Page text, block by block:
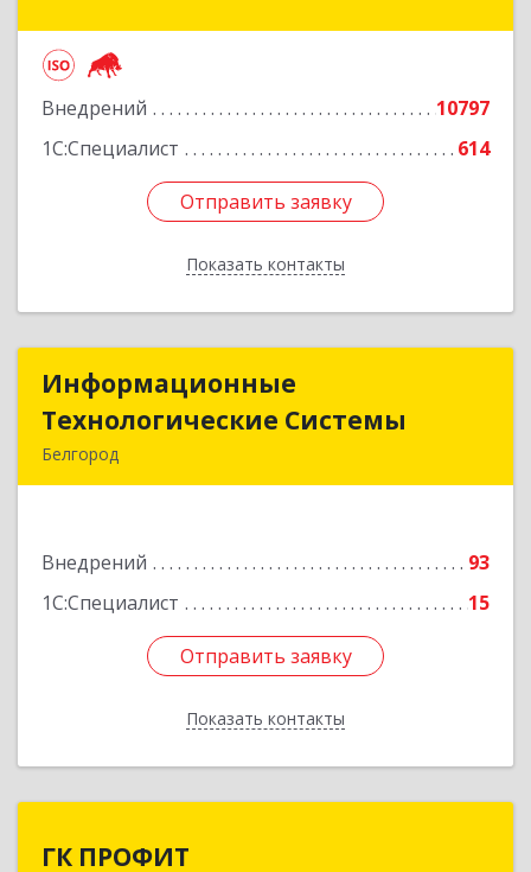
Внедрений
10797
1С:Специалист
614
Отправить заявку
Показать контакты
Отправить заявку
Назад
Информационные
Технологические Системы
Белгород
Внедрений
93
1С:Специалист
15
Отправить заявку
Показать контакты
Информационные
Технологические Системы
Подробнее
Отправить заявку
Назад
ГК ПРОФИТ